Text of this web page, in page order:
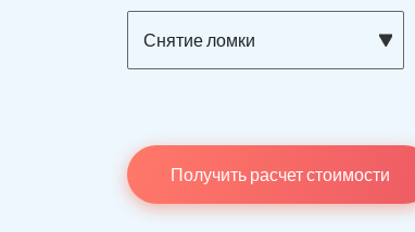
Снятие ломки
Получить расчет стоимости